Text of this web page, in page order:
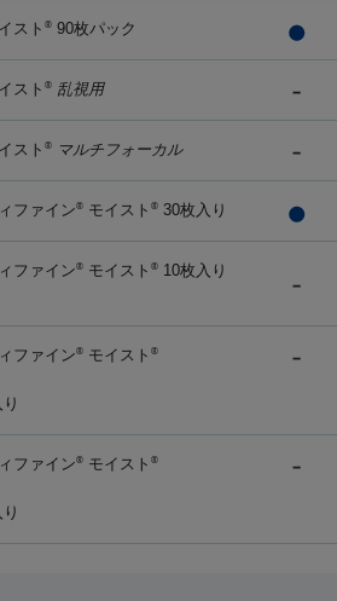
スト ® 90枚パック
スト ® 乱視用
スト ® マルチフォーカル
ファイン® モイスト ® 30枚入り
ファイン® モイスト ® 10枚入り
ファイン® モイスト ®
ファイン® モイスト ®